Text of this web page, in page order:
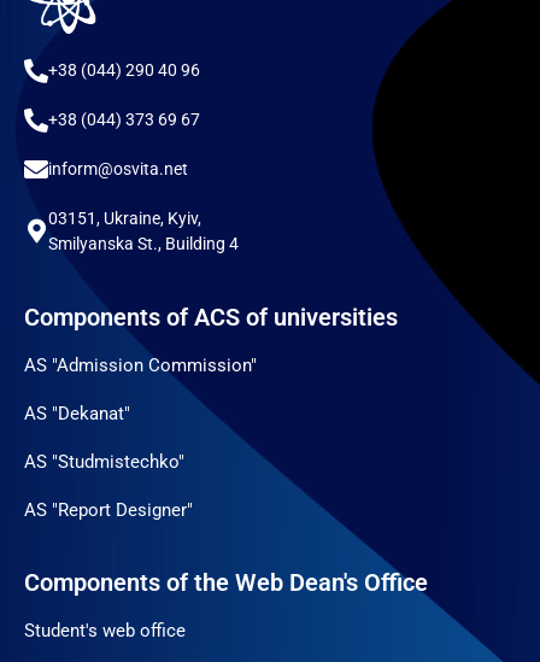
+38 (044) 290 40 96
+38 (044) 373 69 67
inform@osvita.net
03151, Ukraine, Kyiv,
Smilyanska St., Building 4
Components of ACS of universities
AS "Admission Commission"
AS "Dekanat"
AS "Studmistechko"
AS "Report Designer"
Components of the Web Dean's Office
Student's web office